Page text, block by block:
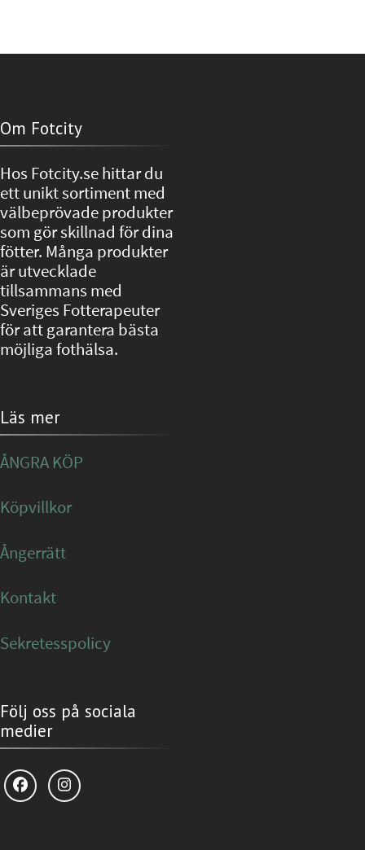
Om Fotcity
Hos Fotcity.se hittar du
ett unikt sortiment med
välbeprövade produkter
som gör skillnad för dina
fötter. Många produkter
är utvecklade
tillsammans med
Sveriges Fotterapeuter
för att garantera bästa
möjliga fothälsa.
Läs mer
ÅNGRA KÖP
Köpvillkor
Ångerrätt
Kontakt
Sekretesspolicy
Följ oss på sociala
medier